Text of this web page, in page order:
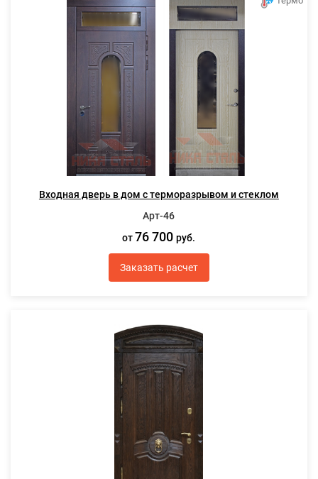
Входная дверь в дом с терморазрывом и стеклом
Арт-46
от 76 700руб.
Заказать расчет